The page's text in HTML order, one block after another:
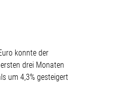
konnte der
drei Monaten
um 4,3% gesteigert